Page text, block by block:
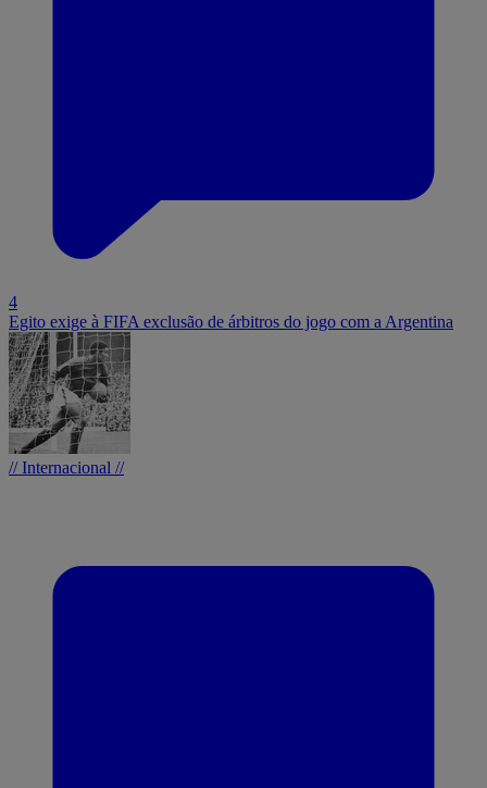
4
Egito exige à FIFA exclusão de árbitros do jogo com a Argentina
// Internacional //